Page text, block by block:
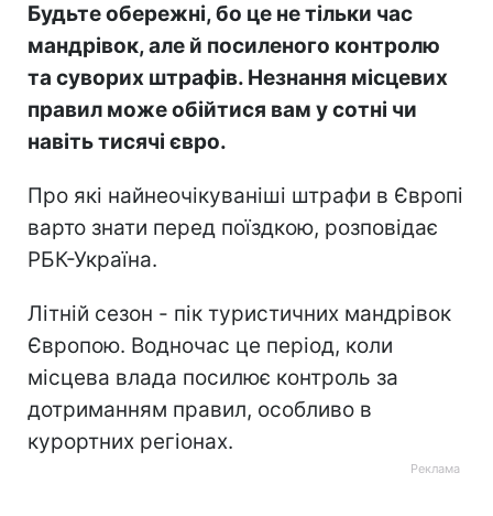
Будьте обережні, бо це не тільки час
мандрівок, але й посиленого контролю
та суворих штрафів. Незнання місцевих
правил може обійтися вам у сотні чи
навіть тисячі євро.
Про які найнеочікуваніші штрафи в Європі
варто знати перед поїздкою, розповідає
РБК-Україна.
Літній сезон - пік туристичних мандрівок
Європою. Водночас це період, коли
місцева влада посилює контроль за
дотриманням правил, особливо в
курортних регіонах.